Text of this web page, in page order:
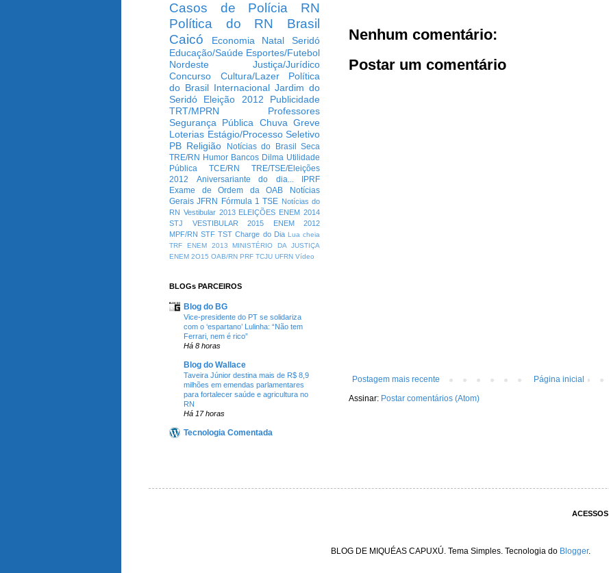
Nenhum comentário:
Postar um comentário
Postagem mais recente
Página inicial
Assinar: Postar comentários (Atom)
Casos de Polícia
RN
Política do RN
Brasil
Caicó
Economia Natal
Seridó
Educação/Saúde Esportes/Futebol
Nordeste
Justiça/Jurídico
Concurso
Cultura/Lazer
Política
do Brasil Internacional Jardim do
Seridó
Eleição 2012
Publicidade
TRT/MPRN
Professores
Segurança Pública Chuva Greve
Loterias Estágio/Processo Seletivo
PB Religião Notícias do Brasil
Seca
TRE/RN Humor Bancos Dilma Utilidade
Pública
TCE/RN
TRE/TSE/Eleições
2012
Aniversariante do dia...
IPRF
Exame de Ordem da OAB
Notícias
Gerais JFRN Fórmula 1 TSE Notícias do
RN Vestibular 2013 ELEIÇÕES ENEM 2014
STJ
VESTIBULAR 2015
ENEM 2012
MPF/RN STF TST Charge do Dia Lua cheia
TRF
ENEM 2013
MINISTÉRIO DA JUSTIÇA
ENEM 2O15 OAB/RN PRF TCJU UFRN Vídeo
BLOGs PARCEIROS
Blog do BG
Vice-presidente do PT se solidariza
com o ‘espartano’ Lulinha: “Não tem
Ferrari, nem é rico”
Há 8 horas
Blog do Wallace
Taveira Júnior destina mais de R$ 8,9
milhões em emendas parlamentares
para fortalecer saúde e agricultura no
RN
Há 17 horas
Tecnologia Comentada
ACESSOS
BLOG DE MIQUÉAS CAPUXÚ. Tema Simples. Tecnologia do Blogger.